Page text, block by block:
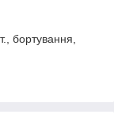
бортування,